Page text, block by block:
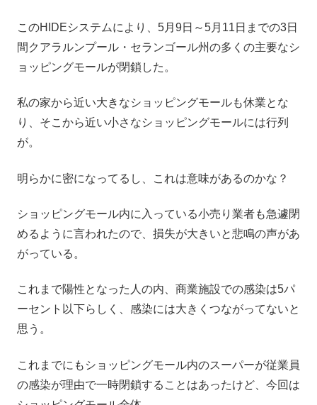
このHIDEシステムにより、5月9日～5月11日までの3日
間クアラルンプール・セランゴール州の多くの主要なシ
ョッピングモールが閉鎖した。
私の家から近い大きなショッピングモールも休業とな
り、そこから近い小さなショッピングモールには行列
が。
明らかに密になってるし、これは意味があるのかな？
ショッピングモール内に入っている小売り業者も急遽閉
めるように言われたので、損失が大きいと悲鳴の声があ
がっている。
これまで陽性となった人の内、商業施設での感染は5パ
ーセント以下らしく、感染には大きくつながってないと
思う。
これまでにもショッピングモール内のスーパーが従業員
の感染が理由で一時閉鎖することはあったけど、今回は